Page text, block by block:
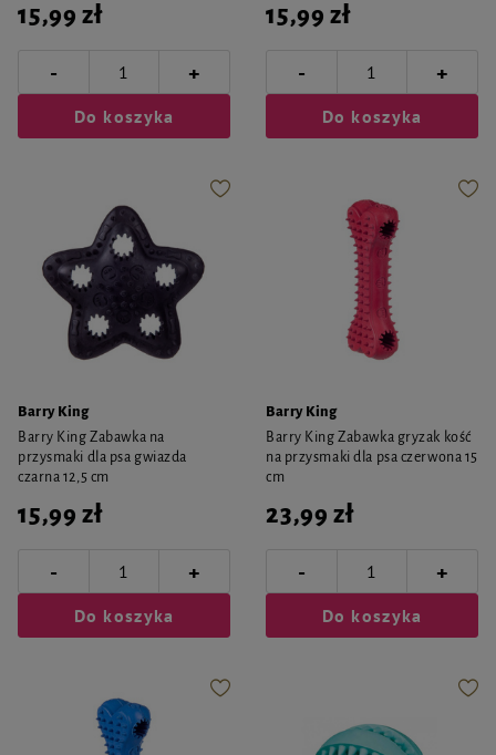
15,99 zł
- +
Do koszyka
15,99 zł
- +
Do koszyka
Barry King
Barry King Zabawka na
przysmaki dla psa gwiazda
czarna 12,5 cm
15,99 zł
- +
Do koszyka
Barry King
Barry King Zabawka gryzak kość
na przysmaki dla psa czerwona 15
cm
23,99 zł
- +
Do koszyka